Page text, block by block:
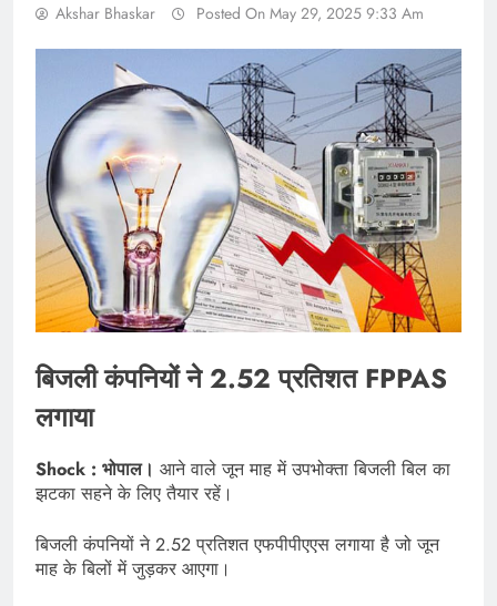
Akshar Bhaskar Posted On May 29, 2025 9:33 Am
बिजली कंपनियों ने 2.52 प्रतिशत FPPAS
लगाया
Shock : भोपाल। आने वाले जून माह में उपभोक्ता बिजली बिल का
झटका सहने के लिए तैयार रहें।
बिजली कंपनियों ने 2.52 प्रतिशत एफपीपीएएस लगाया है जो जून
माह के बिलों में जुड़कर आएगा।